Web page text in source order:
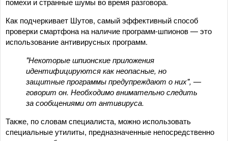
Как подчеркивает Шутов, самый эффективный способ
проверки смартфона на наличие программ-шпионов — это
использование антивирусных программ.
"Некоторые шпионские приложения
идентифицируются как неопасные, но
защитные программы предупреждают о них", —
говорит он. Необходимо внимательно следить
за сообщениями от антивируса.
Также, по словам специалиста, можно использовать
специальные утилиты, предназначенные непосредственно